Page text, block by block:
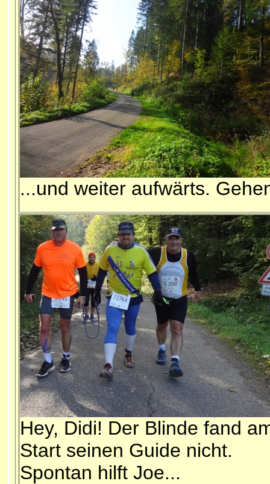
...und weiter aufwärts.
Hey, Didi! Der Blinde fand
Start seinen Guide nicht.
Spontan hilft Joe...